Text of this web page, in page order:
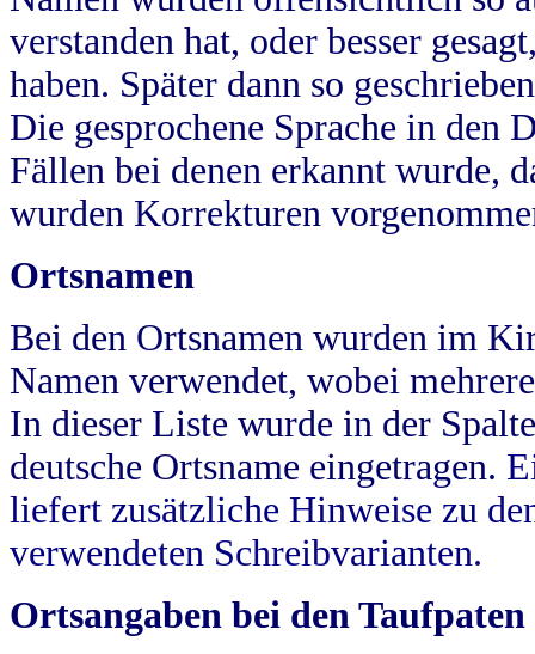
verstanden hat, oder besser
haben. Später dann so
Die gesprochene Sprache in
Fällen bei denen erkannt wurde,
wurden Korrekturen
Ortsnamen
Bei den Ortsnamen wurden im
Namen verwendet, wobei
In dieser Liste wurde in der
deutsche Ortsname eingetragen.
liefert zusätzliche Hinweise zu
verwendeten Schreibvarianten.
Ortsangaben bei den Taufpaten